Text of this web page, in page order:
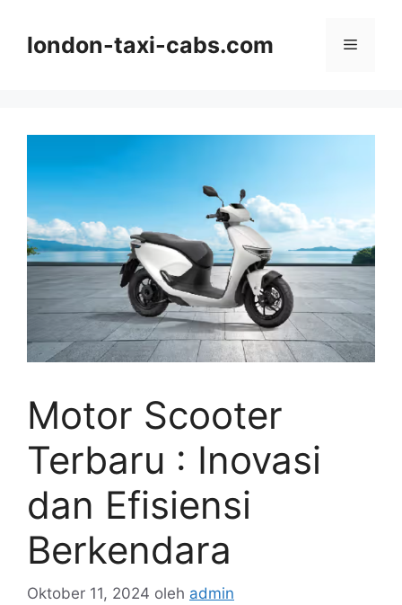
london-taxi-cabs.com Menu
Motor Scooter
Terbaru : Inovasi
dan Efisiensi
Berkendara
Oktober 11, 2024 oleh admin